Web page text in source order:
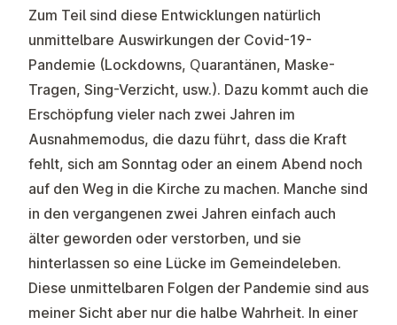
Zum Teil sind diese Entwicklungen natürlich
unmittelbare Auswirkungen der Covid-19-
Pandemie (Lockdowns, Quarantänen, Maske-
Tragen, Sing-Verzicht, usw.). Dazu kommt auch die
Erschöpfung vieler nach zwei Jahren im
Ausnahmemodus, die dazu führt, dass die Kraft
fehlt, sich am Sonntag oder an einem Abend noch
auf den Weg in die Kirche zu machen. Manche sind
in den vergangenen zwei Jahren einfach auch
älter geworden oder verstorben, und sie
hinterlassen so eine Lücke im Gemeindeleben.
Diese unmittelbaren Folgen der Pandemie sind aus
meiner Sicht aber nur die halbe Wahrheit. In einer